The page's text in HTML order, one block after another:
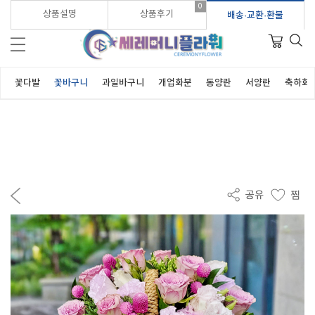
가입시 적립금 3,000원 바로지급!
꽃다발 꽃바구니 과일바구니 개업화분 동양란 서양란 축하화
상품설명 상품후기
0
배송·교환·환불